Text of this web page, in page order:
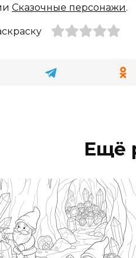
Сказочные персонажи.
Ещё